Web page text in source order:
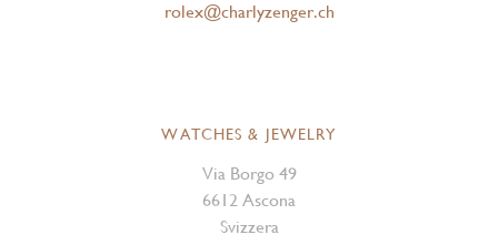
rolex@charlyzenger.ch
WATCHES & JEWELRY
Via Borgo 49
6612 Ascona
Svizzera